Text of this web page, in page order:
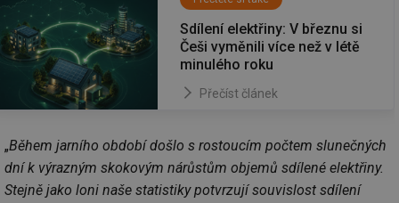
Sdílení elektřiny: V březnu si
Češi vyměnili více než v létě
minulého roku
Přečíst článek
„Během jarního období došlo s rostoucím počtem slunečných
dní k výrazným skokovým nárůstům objemů sdílené elektřiny.
Stejně jako loni naše statistiky potvrzují souvislost sdílení